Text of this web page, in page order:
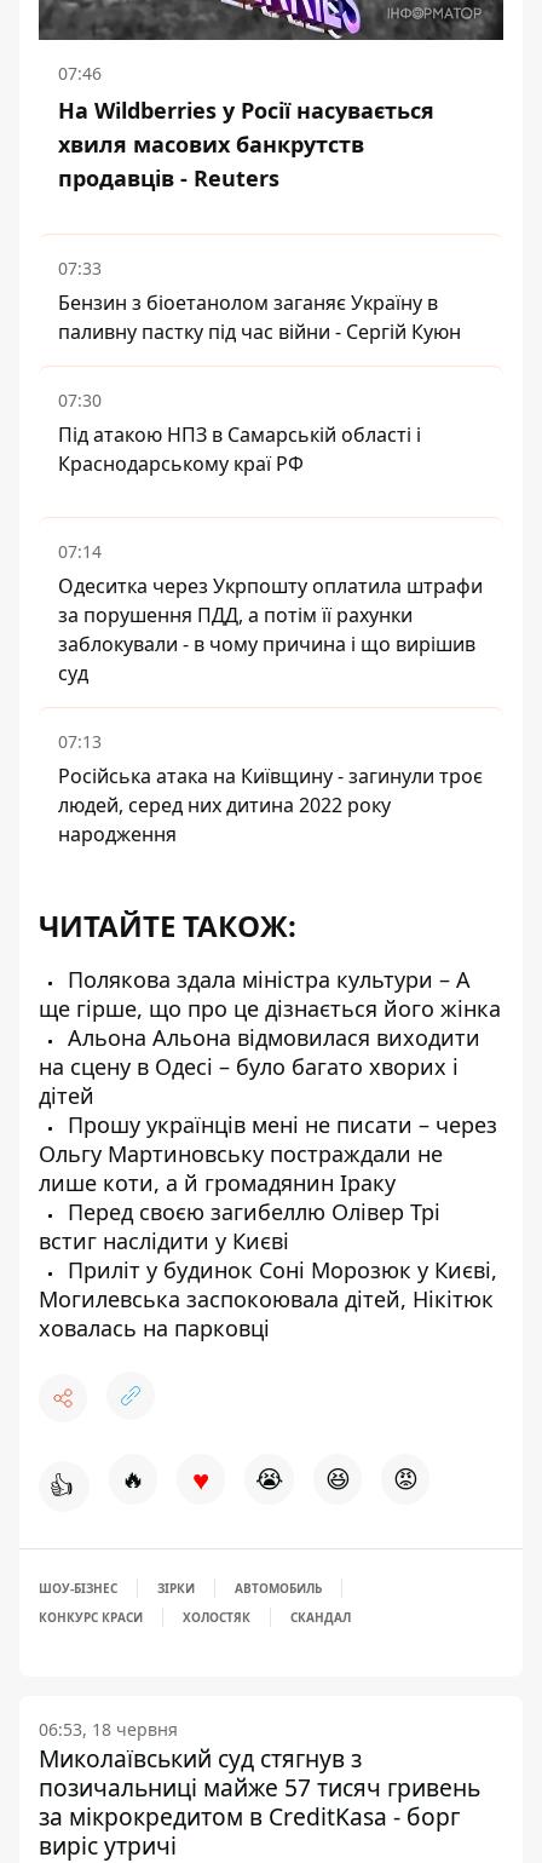
07:46
На Wildberries у Росії насувається
хвиля масових банкрутств
продавців - Reuters
07:33
Бензин з біоетанолом заганяє Україну в
паливну пастку під час війни - Сергій Куюн
07:30
Під атакою НПЗ в Самарській області і
Краснодарському краї РФ
07:14
Одеситка через Укрпошту оплатила штрафи
за порушення ПДД, а потім її рахунки
заблокували - в чому причина і що вирішив
суд
07:13
Російська атака на Київщину - загинули троє
людей, серед них дитина 2022 року
народження
ЧИТАЙТЕ ТАКОЖ:
Полякова здала міністра культури – А
ще гірше, що про це дізнається його жінка
Альона Альона відмовилася виходити
на сцену в Одесі – було багато хворих і
дітей
Прошу українців мені не писати – через
Ольгу Мартиновську постраждали не
лише коти, а й громадянин Іраку
Перед своєю загибеллю Олівер Трі
встиг наслідити у Києві
Приліт у будинок Соні Морозюк у Києві,
Могилевська заспокоювала дітей, Нікітюк
ховалась на парковці
👍 🔥 ♥ 😭 😆 😡
ШОУ-БІЗНЕС ЗІРКИ
АВТОМОБИЛЬ
КОНКУРС КРАСИ
ХОЛОСТЯК СКАНДАЛ
06:53, 18 червня
Миколаївський суд стягнув з
позичальниці майже 57 тисяч гривень
за мікрокредитом в CreditKasa - борг
виріс утричі